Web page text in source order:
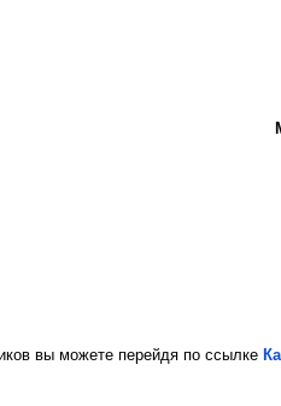
вы можете перейдя по ссылке